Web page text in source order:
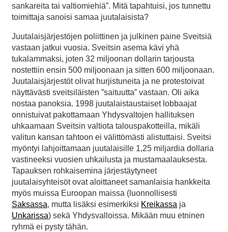
sankareita tai valtiomiehiä”. Mitä tapahtuisi, jos tunnettu
toimittaja sanoisi samaa juutalaisista?
Juutalaisjärjestöjen poliittinen ja julkinen paine Sveitsiä
vastaan jatkui vuosia. Sveitsin asema kävi yhä
tukalammaksi, joten 32 miljoonan dollarin tarjousta
nostettiin ensin 500 miljoonaan ja sitten 600 miljoonaan.
Juutalaisjärjestöt olivat hurjistuneita ja ne protestoivat
näyttävästi sveitsiläisten ”saituutta” vastaan. Oli aika
nostaa panoksia. 1998 juutalaistaustaiset lobbaajat
onnistuivat pakottamaan Yhdysvaltojen hallituksen
uhkaamaan Sveitsin valtiota talouspakotteilla, mikäli
valitun kansan tahtoon ei välittömästi alistuttaisi. Sveitsi
myöntyi lahjoittamaan juutalaisille 1,25 miljardia dollaria
vastineeksi vuosien uhkailusta ja mustamaalauksesta.
Tapauksen rohkaisemina järjestäytyneet
juutalaisyhteisöt ovat aloittaneet samanlaisia hankkeita
myös muissa Euroopan maissa (luonnollisesti
Saksassa, mutta lisäksi esimerkiksi Kreikassa ja
Unkarissa) sekä Yhdysvalloissa. Mikään muu etninen
ryhmä ei pysty tähän.